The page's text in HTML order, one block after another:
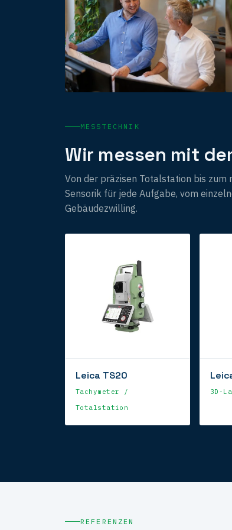
MESSTECHNIK
Wir messen mit
Von der präzisen Totalstation bis zum
Sensorik für jede Aufgabe, vom
Gebäudezwilling.
Leica TS20
Tachymeter /
Totalstation
3D-
REFERENZEN